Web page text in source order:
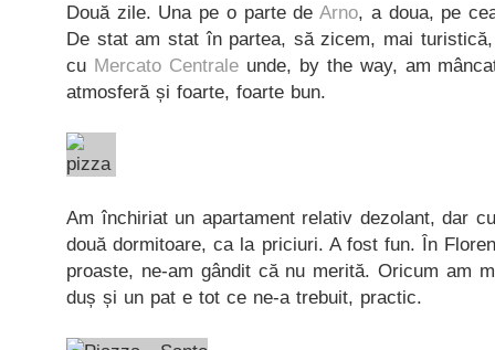
Două zile. Una pe o parte deArno, a doua, pe
De stat am stat în partea, să zicem, mai
cu Mercato Centraleunde, by the way, am
atmosferă și foarte, foarte bun.
Am închiriat un apartament relativ dezolant, dar
două dormitoare, ca la priciuri. A fost fun. În
proaste, ne-am gândit că nu merită. Oricum am
duș și un pat e tot ce ne-a trebuit, practic.